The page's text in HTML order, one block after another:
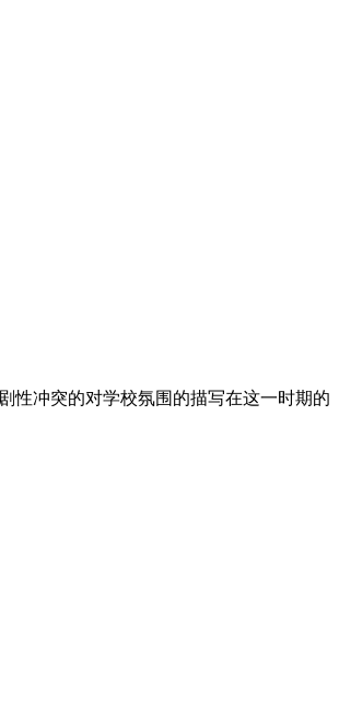
性冲突的对学校氛围的描写在这一时期的